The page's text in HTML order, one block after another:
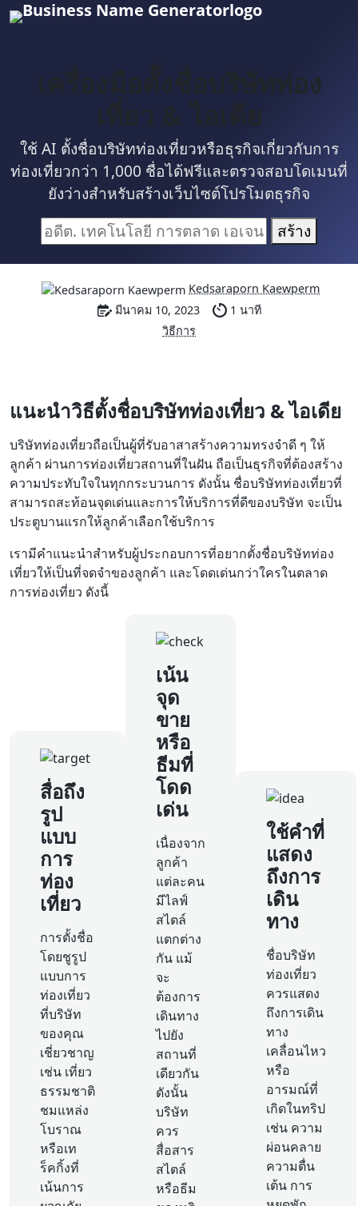
เครื่องมือตั้งชื่อบริษัทท่อง
เที่ยว & ไอเดีย
ใช้ AI ตั้งชื่อบริษัทท่องเที่ยวหรือธุรกิจเกี่ยวกับการ
ท่องเที่ยวกว่า 1,000 ชื่อได้ฟรีและตรวจสอบโดเมนที่
ยังว่างสำหรับสร้างเว็บไซต์โปรโมตธุรกิจ
สร้าง
Kedsaraporn Kaewperm
มีนาคม 10, 2023
1 นาที
วิธีการ
แนะนำวิธีตั้งชื่อบริษัทท่องเที่ยว & ไอเดีย
บริษัทท่องเที่ยวถือเป็นผู้ที่รับอาสาสร้างความทรงจำดี ๆ ให้
ลูกค้า ผ่านการท่องเที่ยวสถานที่ในฝัน ถือเป็นธุรกิจที่ต้องสร้าง
ความประทับใจในทุกกระบวนการ ดังนั้น ชื่อบริษัทท่องเที่ยวที่
สามารถสะท้อนจุดเด่นและการให้บริการที่ดีของบริษัท จะเป็น
ประตูบานแรกให้ลูกค้าเลือกใช้บริการ
เรามีคำแนะนำสำหรับผู้ประกอบการที่อยากตั้งชื่อบริษัทท่อง
เที่ยวให้เป็นที่จดจำของลูกค้า และโดดเด่นกว่าใครในตลาด
การท่องเที่ยว ดังนี้
สื่อถึง
รูป
แบบ
การ
ท่อง
เที่ยว
การตั้งชื่อ
โดยชูรูป
แบบการ
ท่องเที่ยว
ที่บริษัท
ของคุณ
เชี่ยวชาญ
เช่น เที่ยว
ธรรมชาติ
ชมแหล่ง
โบราณ
หรือเท
ร็คกิ้งที่
เน้นการ
เน้น
จุด
ขาย
หรือ
ธีมที่
โดด
เด่น
เนื่องจาก
ลูกค้า
แต่ละคน
มีไลฟ์
สไตล์
แตกต่าง
กัน แม้
จะ
ต้องการ
เดินทาง
ไปยัง
สถานที่
เดียวกัน
ดังนั้น
บริษัท
ควร
สื่อสาร
สไตล์
หรือธีม
ใช้คำที่
แสดง
ถึงการ
เดิน
ทาง
ชื่อบริษัท
ท่องเที่ยว
ควรแสดง
ถึงการเดิน
ทาง
เคลื่อนไหว
หรือ
อารมณ์ที่
เกิดในทริป
เช่น ความ
ผ่อนคลาย
ความตื่น
เต้น การ